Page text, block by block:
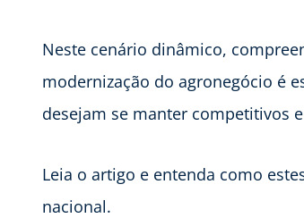
Neste cenário dinâmico,
modernização do agronegócio é
desejam se manter competitivos
Leia o artigo e entenda como
nacional.